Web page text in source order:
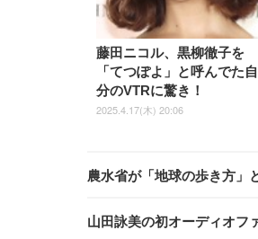
藤田ニコル、黒柳徹子を
「てつぽよ」と呼んでた自
分のVTRに驚き！
2025.4.17(木) 20:06
農水省が「地球の歩き方」
山田詠美の初オーディオフ